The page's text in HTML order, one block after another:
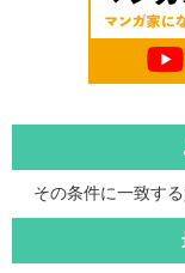
その条件に一致す